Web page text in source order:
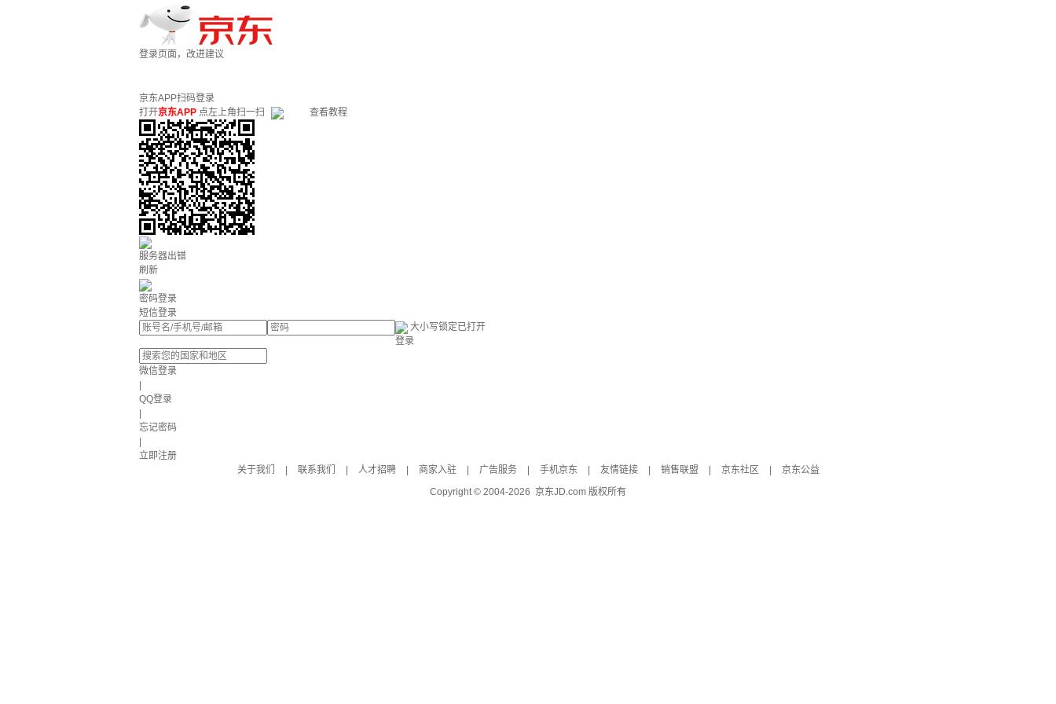
登录页面，改进建议
京东APP扫码登录
打开京东APP 点左上角扫一扫 查看教程
服务器出错
刷新
密码登录
短信登录
大小写锁定已打开
登录
微信登录
QQ登录
忘记密码
立即注册
关于我们
联系我们 人才招聘 商家入驻 广告服务 手机京东 友情链接 销售联盟 京东社区
京东公益
Copyright © 2004-2026 京东JD.com 版权所有